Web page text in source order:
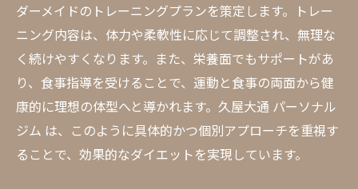
ダーメイドのトレーニングプランを策定します。トレー
ニング内容は、体力や柔軟性に応じて調整され、無理な
く続けやすくなります。また、栄養面でもサポートがあ
り、食事指導を受けることで、運動と食事の両面から健
康的に理想の体型へと導かれます。久屋大通 パーソナル
ジム は、このように具体的かつ個別アプローチを重視す
ることで、効果的なダイエットを実現しています。